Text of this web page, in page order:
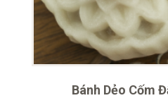
Bánh Dẻo Cốm